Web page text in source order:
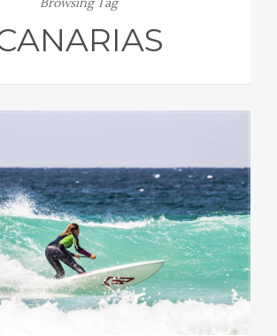
Browsing Tag